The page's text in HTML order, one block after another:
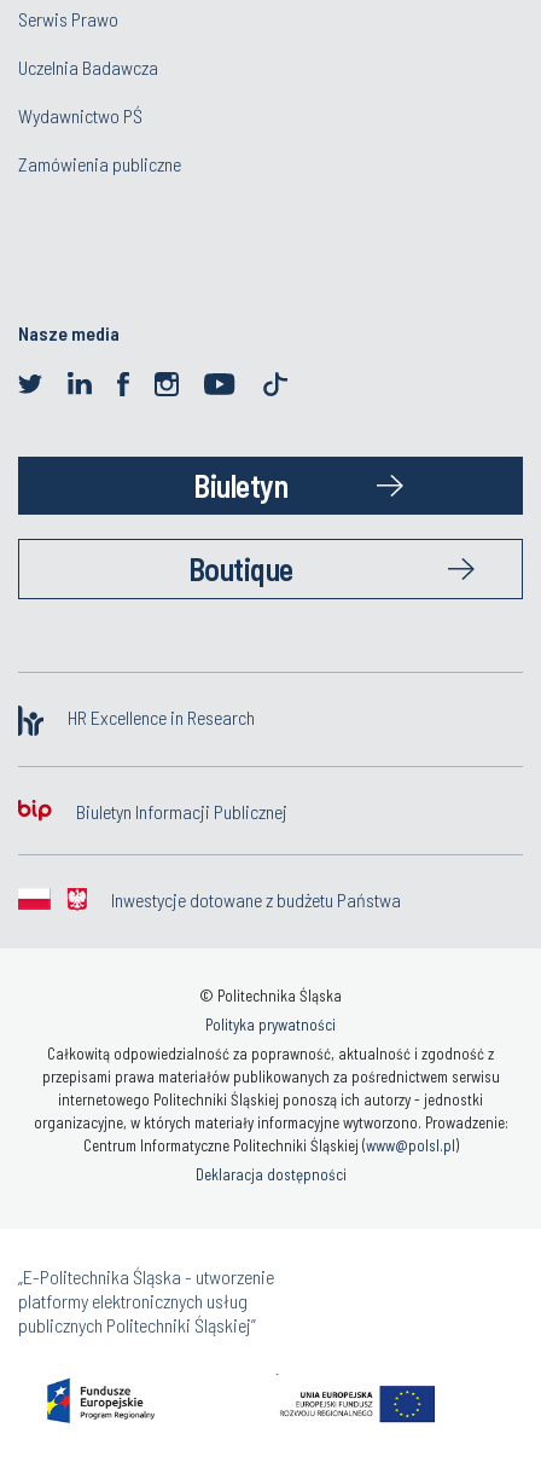
Serwis Prawo
Uczelnia Badawcza
Wydawnictwo PŚ
Zamówienia publiczne
Nasze media
Biuletyn
Boutique
HR Excellence in Research
Biuletyn Informacji Publicznej
Inwestycje dotowane z budżetu Państwa
© Politechnika Śląska
Polityka prywatności
Całkowitą odpowiedzialność za poprawność, aktualność i zgodność z
przepisami prawa materiałów publikowanych za pośrednictwem serwisu
internetowego Politechniki Śląskiej ponoszą ich autorzy - jednostki
organizacyjne, w których materiały informacyjne wytworzono. Prowadzenie:
Centrum Informatyczne Politechniki Śląskiej (www@polsl.pl)
Deklaracja dostępności
„E-Politechnika Śląska - utworzenie
platformy elektronicznych usług
publicznych Politechniki Śląskiej”